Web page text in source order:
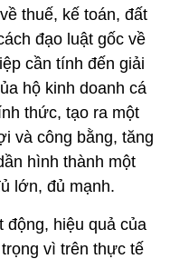
thuế, kế toán, đất
đạo luật gốc về
cần tính đến giải
hộ kinh doanh cá
thức, tạo ra một
và công bằng, tăng
hình thành một
lớn, đủ mạnh.
động, hiệu quả của
vì trên thực tế